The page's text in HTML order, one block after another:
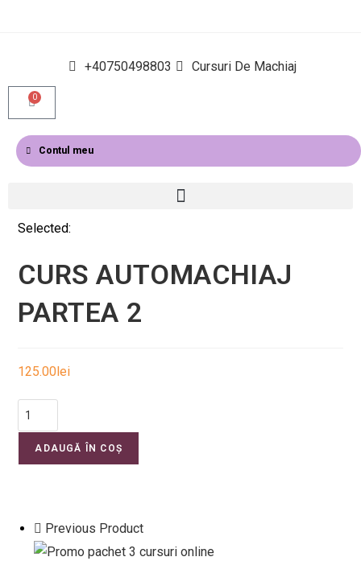
+40750498803 Cursuri De Machiaj
Contul meu
0
Selected:
CURS AUTOMACHIAJ
PARTEA 2
125.00lei
ADAUGĂ ÎN COȘ
Previous Product